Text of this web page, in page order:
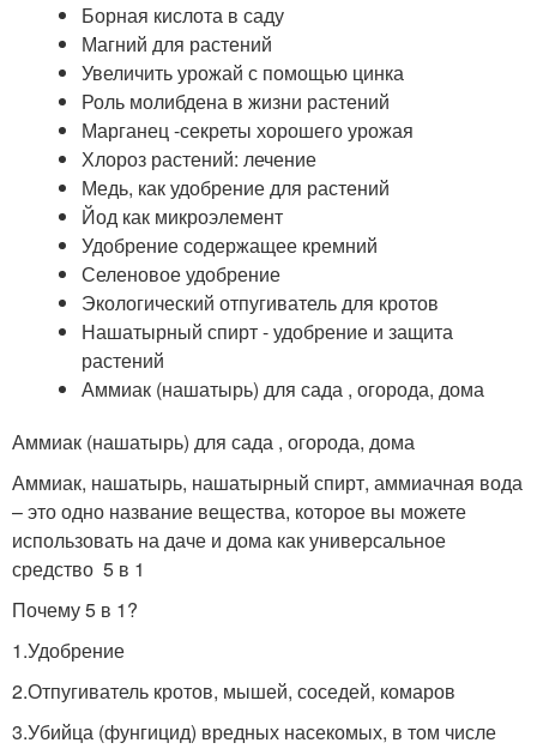
Борная кислота в саду
Магний для растений
Увеличить урожай с помощью цинка
Роль молибдена в жизни растений
Марганец -секреты хорошего урожая
Хлороз растений: лечение
Медь, как удобрение для растений
Йод как микроэлемент
Удобрение содержащее кремний
Селеновое удобрение
Экологический отпугиватель для кротов
Нашатырный спирт - удобрение и защита
растений
Аммиак (нашатырь) для сада , огорода, дома
Аммиак (нашатырь) для сада , огорода, дома
Аммиак, нашатырь, нашатырный спирт, аммиачная вода
– это одно название вещества, которое вы можете
использовать на даче и дома как универсальное
средство 5 в 1
Почему 5 в 1?
1.Удобрение
2.Отпугиватель кротов, мышей, соседей, комаров
3.Убийца (фунгицид) вредных насекомых, в том числе